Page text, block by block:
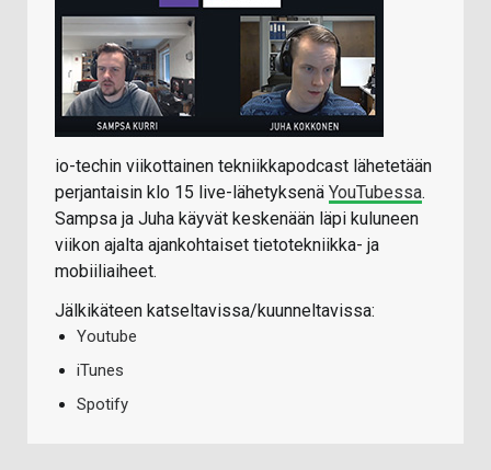
io-techin viikottainen tekniikkapodcast lähetetään
perjantaisin klo 15 live-lähetyksenä YouTubessa.
Sampsa ja Juha käyvät keskenään läpi kuluneen
viikon ajalta ajankohtaiset tietotekniikka- ja
mobiiliaiheet.
Jälkikäteen katseltavissa/kuunneltavissa:
Youtube
iTunes
Spotify